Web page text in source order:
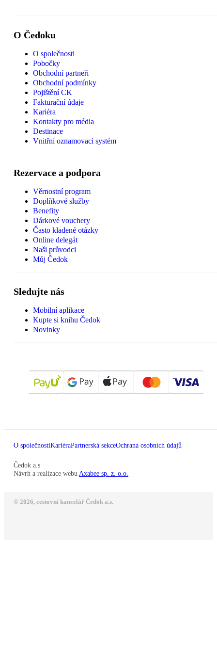
O Čedoku
O společnosti
Pobočky
Obchodní partneři
Obchodní podmínky
Pojištění CK
Fakturační údaje
Kariéra
Kontakty pro média
Destinace
Vnitřní oznamovací systém
Rezervace a podpora
Věrnostní program
Doplňkové služby
Benefity
Dárkové vouchery
Často kladené otázky
Online delegát
Naši průvodci
Můj Čedok
Sledujte nás
Mobilní aplikace
Kupte si knihu Čedok
Novinky
O společnostiKariéraPartnerská sekceOchrana osobních údajů
Čedok a.s
Návrh a realizace webu Axabee sp. z. o.o.
© 2026, cestovní kancelář Čedok a.s.